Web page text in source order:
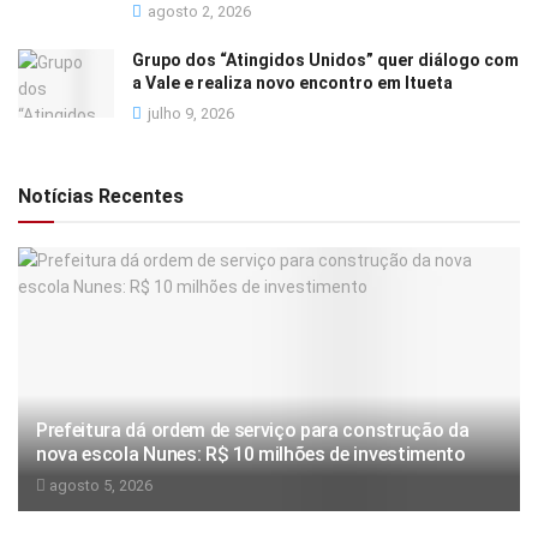
agosto 2, 2026
Grupo dos “Atingidos Unidos” quer diálogo com
a Vale e realiza novo encontro em Itueta
julho 9, 2026
Notícias Recentes
Prefeitura dá ordem de serviço para construção da
nova escola Nunes: R$ 10 milhões de investimento
agosto 5, 2026